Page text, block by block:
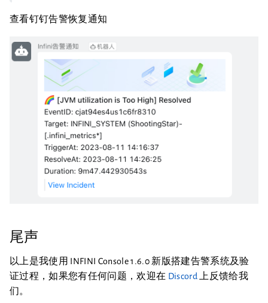
查看钉钉告警恢复通知
尾声
以上是我使用 INFINI Console 1.6.0 新版搭建告警系统及验
证过程，如果您有任何问题，欢迎在 Discord上反馈给我
们。